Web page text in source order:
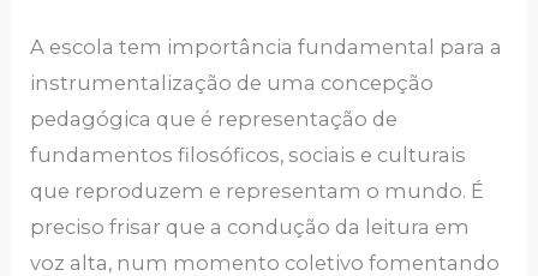
A escola tem importância fundamental para a
instrumentalização de uma concepção
pedagógica que é representação de
fundamentos filosóficos, sociais e culturais
que reproduzem e representam o mundo. É
preciso frisar que a condução da leitura em
voz alta, num momento coletivo fomentando